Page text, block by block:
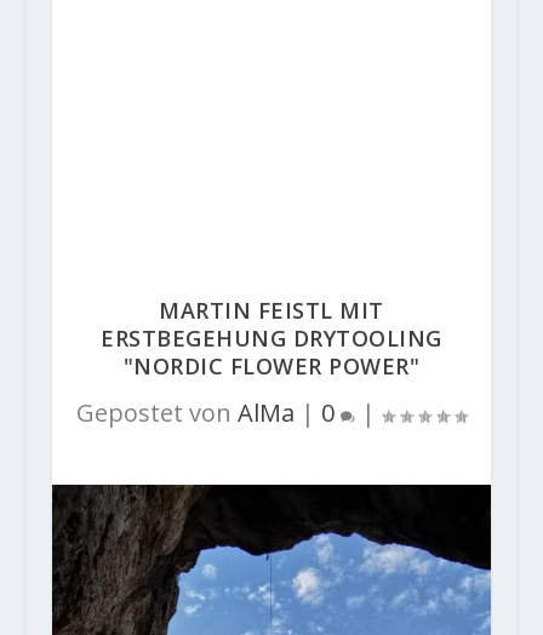
MARTIN FEISTL MIT
ERSTBEGEHUNG DRYTOOLING
"NORDIC FLOWER POWER"
Gepostet von AlMa | 0 |